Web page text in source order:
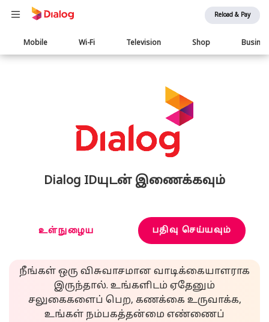
Reload & Pay
Main
navigation
Mobile Wi-Fi Television Shop
Dialog IDயுடன் இணைக்கவும்
உள்நுழைய பதிவு செய்யவும்
நீங்கள் ஒரு விசுவாசமான வாடிக்கையாளராக
இருந்தால். உங்களிடம் ஏதேனும்
சலுகைகளைப் பெற, கணக்கை உருவாக்க,
உங்கள் நம்பகத்தன்மை எண்ணைப்